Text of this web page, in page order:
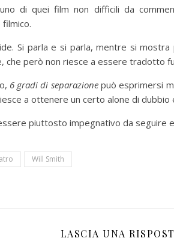
di quei film non difficili da
filmico.
Si parla e si parla, mentre si mostra
però non riesce a essere tradotto
6 gradi di separazionepuò esprimersi
a ottenere un certo alone di dubbio
piuttosto impegnativo da seguire
Will Smith
LASCIA UNA